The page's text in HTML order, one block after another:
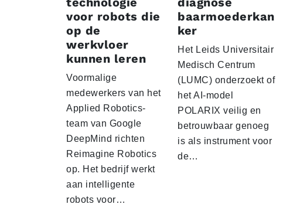
voor robots die
op de
werkvloer
kunnen leren
Voormalige
medewerkers van het
Applied Robotics-
team van Google
DeepMind richten
Reimagine Robotics
op. Het bedrijf werkt
aan intelligente
robots voor…
baarmoederkan
ker
Het Leids Universitair
Medisch Centrum
(LUMC) onderzoekt of
het AI-model
POLARIX veilig en
betrouwbaar genoeg
is als instrument voor
de…